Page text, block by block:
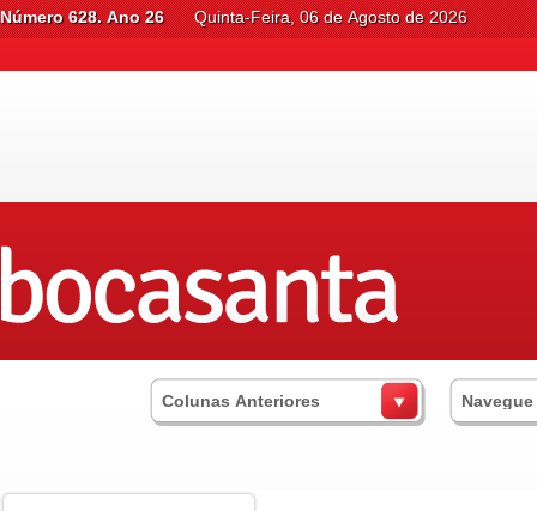
Número 628. Ano 26 Quinta-Feira, 06 de Agosto de 2026
Colunas Anteriores